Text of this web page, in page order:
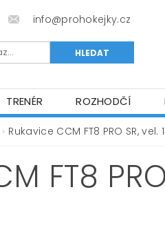
info@prohokejky.cz
TRENÉR ROZHODČÍ
PODMÍNKY NAPIŠTE
Rukavice CCM FT8 PRO SR, vel.
FT8 PRO